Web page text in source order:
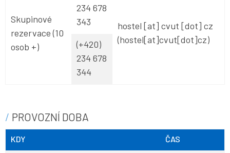
Skupinové
rezervace (10
osob +)
234 678
343
hostel [at] cvut [dot] cz
(hostel[at]cvut[dot]cz)
(+420)
234 678
344
PROVOZNÍ DOBA
KDY ČAS